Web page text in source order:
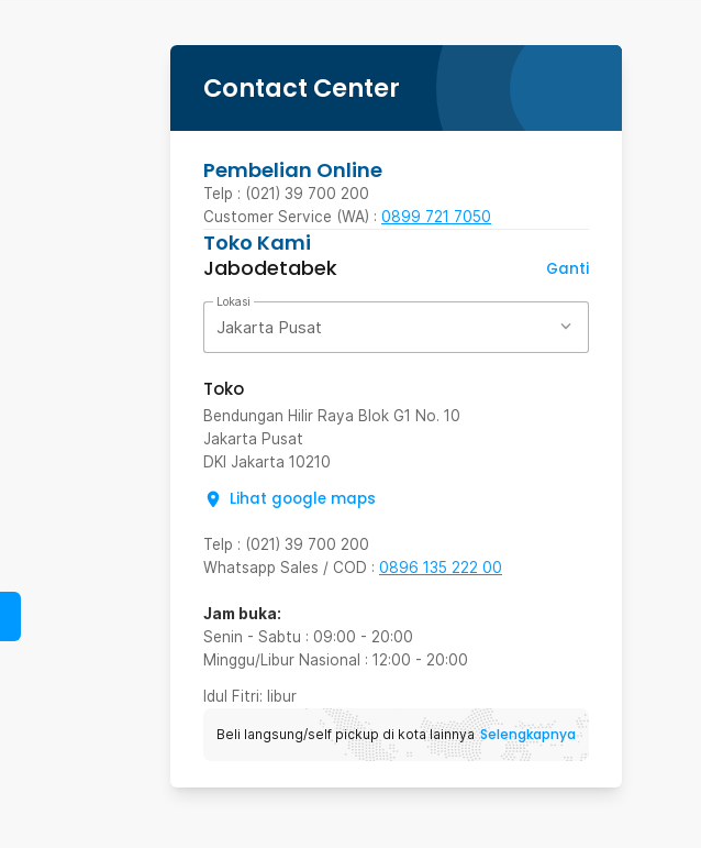
Contact Center
Pembelian Online
Telp : (021) 39 700 200
Customer Service (WA) : 0899 721 7050
Toko Kami
Jabodetabek
Ganti
Lokasi
Jakarta Pusat
Toko
Bendungan Hilir Raya Blok G1 No. 10
Jakarta Pusat
DKI Jakarta 10210
Lihat google maps
Telp : (021) 39 700 200
Whatsapp Sales / COD : 0896 135 222 00
Jam buka:
Senin - Sabtu : 09:00 - 20:00
Minggu/Libur Nasional : 12:00 - 20:00
Idul Fitri: libur
Beli langsung/self pickup di kota lainnya Selengkapnya